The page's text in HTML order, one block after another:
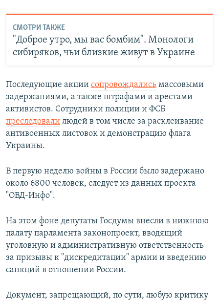
СМОТРИ ТАКЖЕ
"Доброе утро, мы вас бомбим". Монологи
сибиряков, чьи близкие живут в Украине
Последующие акции сопровождались массовыми
задержаниями, а также штрафами и арестами
активистов. Сотрудники полиции и ФСБ
преследовали людей в том числе за расклеивание
антивоенных листовок и демонстрацию флага
Украины.
В первую неделю войны в России было задержано
около 6800 человек, следует из данных проекта
"ОВД-Инфо".
На этом фоне депутаты Госдумы внесли в нижнюю
палату парламента законопроект, вводящий
уголовную и административную ответственность
за призывы к "дискредитации" армии и введению
санкций в отношении России.
Документ, запрещающий, по сути, любую критику